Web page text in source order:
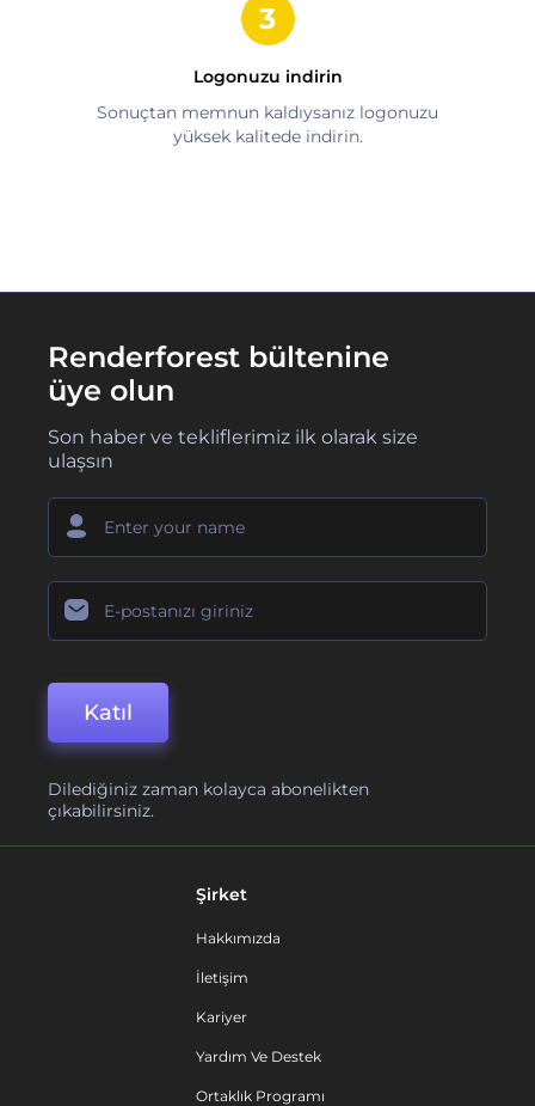
Logonuzu indirin
Sonuçtan memnun kaldıysanız logonuzu
yüksek kalitede indirin.
Renderforest bültenine
üye olun
Son haber ve tekliflerimiz ilk olarak size
ulaşsın
Katıl
Dilediğiniz zaman kolayca abonelikten
çıkabilirsiniz.
Şirket
Hakkımızda
İletişim
Kariyer
Yardım Ve Destek
Ortaklık Programı